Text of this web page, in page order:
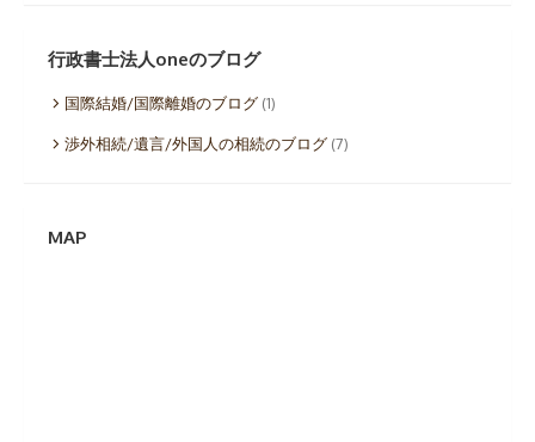
イ
ブ
行政書士法人oneのブログ
国際結婚/国際離婚のブログ (1)
渉外相続/遺言/外国人の相続のブログ (7)
MAP